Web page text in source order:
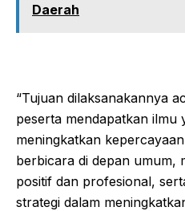
Daerah
“Tujuan dilaksanakannya
peserta mendapatkan
meningkatkan
berbicara di depan umum,
positif dan profesional,
strategi dalam